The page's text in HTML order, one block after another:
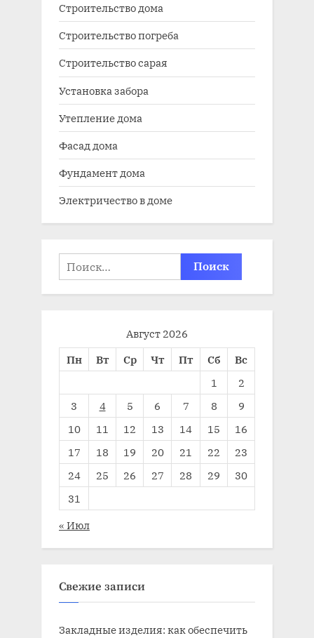
Строительство дома
Строительство погреба
Строительство сарая
Установка забора
Утепление дома
Фасад дома
Фундамент дома
Электричество в доме
Найти:
Август 2026
Пн
Вт Ср Чт Пт Сб
Вс
1
2
3
4 5 6 7 8
9
10
11 12 13 14 15
16
17
18 19 20 21 22
23
24
25 26 27 28 29
30
31
« Июл
Свежие записи
Закладные изделия: как обеспечить